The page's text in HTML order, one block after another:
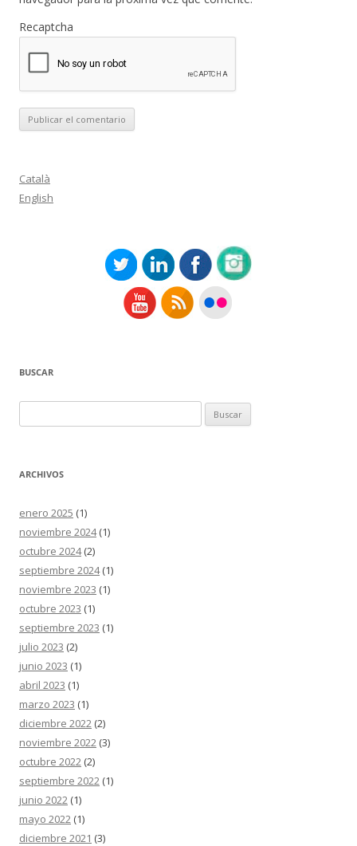
Recaptcha
Català
English
BUSCAR
ARCHIVOS
enero 2025 (1)
noviembre 2024(1)
octubre 2024(2)
septiembre 2024(1)
noviembre 2023 (1)
octubre 2023 (1)
septiembre 2023 (1)
julio 2023 (2)
junio 2023 (1)
abril 2023 (1)
marzo 2023 (1)
diciembre 2022 (2)
noviembre 2022 (3)
octubre 2022 (2)
septiembre 2022 (1)
junio 2022 (1)
mayo 2022 (1)
diciembre 2021 (3)